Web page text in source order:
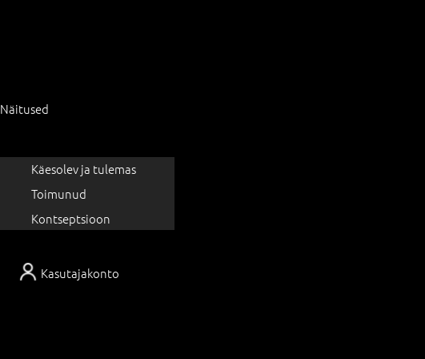
Kasutajakonto
Näitused
Käesolev ja tulemas
Toimunud
Kontseptsioon